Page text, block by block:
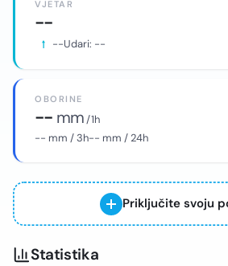
VJETAR
--
--Udari: --
OBORINE
-- mm/ 1h
-- mm / 3h-- mm / 24h
Priključite svoju
Statistika